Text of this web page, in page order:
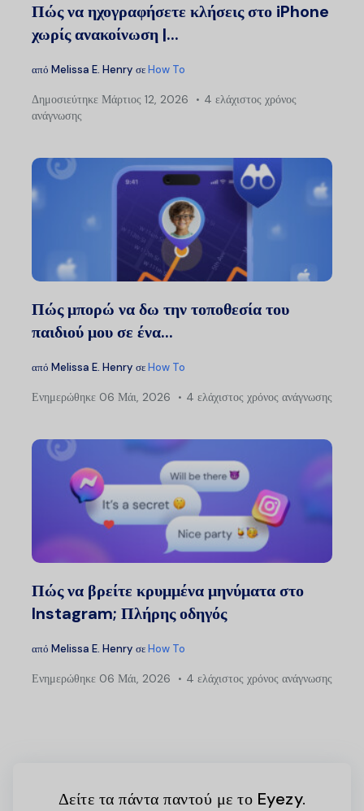
Πώς να ηχογραφήσετε κλήσεις στο iPhone
χωρίς ανακοίνωση |...
από Melissa E. Henry σεHow To
Δημοσιεύτηκε Μάρτιος 12, 2026
4 ελάχιστος χρόνος
ανάγνωσης
Πώς μπορώ να δω την τοποθεσία του
παιδιού μου σε ένα...
από Melissa E. Henry σεHow To
Ενημερώθηκε 06 Μάι, 2026 4 ελάχιστος χρόνος ανάγνωσης
Πώς να βρείτε κρυμμένα μηνύματα στο
Instagram; Πλήρης οδηγός
από Melissa E. Henry σεHow To
Ενημερώθηκε 06 Μάι, 2026 4 ελάχιστος χρόνος ανάγνωσης
Δείτε τα πάντα παντού με το Eyezy.